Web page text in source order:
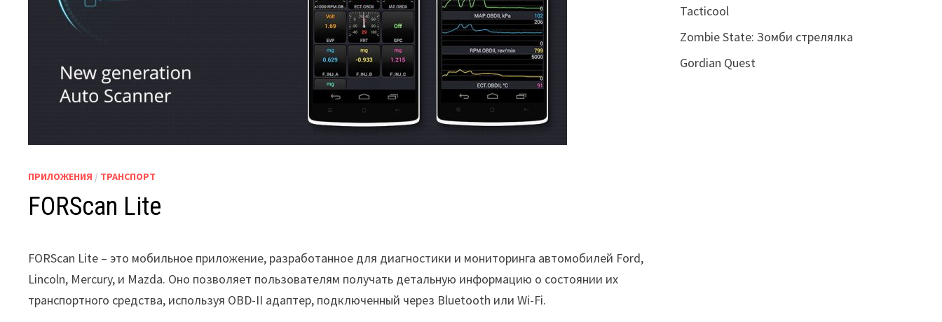
ПРИЛОЖЕНИЯ / ТРАНСПОРТ
FORScan Lite
FORScan Lite – это мобильное приложение, разработанное для диагностики и мониторинга автомобилей Ford,
Lincoln, Mercury, и Mazda. Оно позволяет пользователям получать детальную информацию о состоянии их
транспортного средства, используя OBD-II адаптер, подключенный через Bluetooth или Wi-Fi.
Tacticool
Zombie State: Зомби стрелялка
Gordian Quest